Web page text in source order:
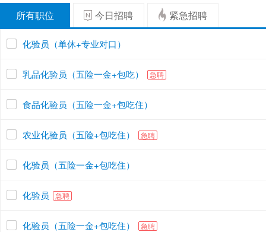
所有职位 今日招聘 紧急招聘
化验员（单休+专业对口）
乳品化验员（五险一金+包吃） 急聘
食品化验员（五险一金+包吃住）
农业化验员（五险+包吃住） 急聘
化验员（五险一金+包吃住）
化验员 急聘
化验员（五险一金+包吃住） 急聘